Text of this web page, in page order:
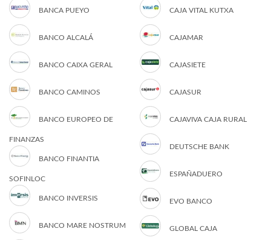
BANCA PUEYO
BANCO ALCALÁ
BANCO CAIXA GERAL
BANCO CAMINOS
BANCO EUROPEO DE
FINANZAS
BANCO FINANTIA
SOFINLOC
BANCO INVERSIS
BANCO MARE NOSTRUM
CAJA VITAL KUTXA
CAJAMAR
CAJASIETE
CAJASUR
CAJAVIVA CAJA RURAL
DEUTSCHE BANK
ESPAÑADUERO
EVO BANCO
GLOBAL CAJA